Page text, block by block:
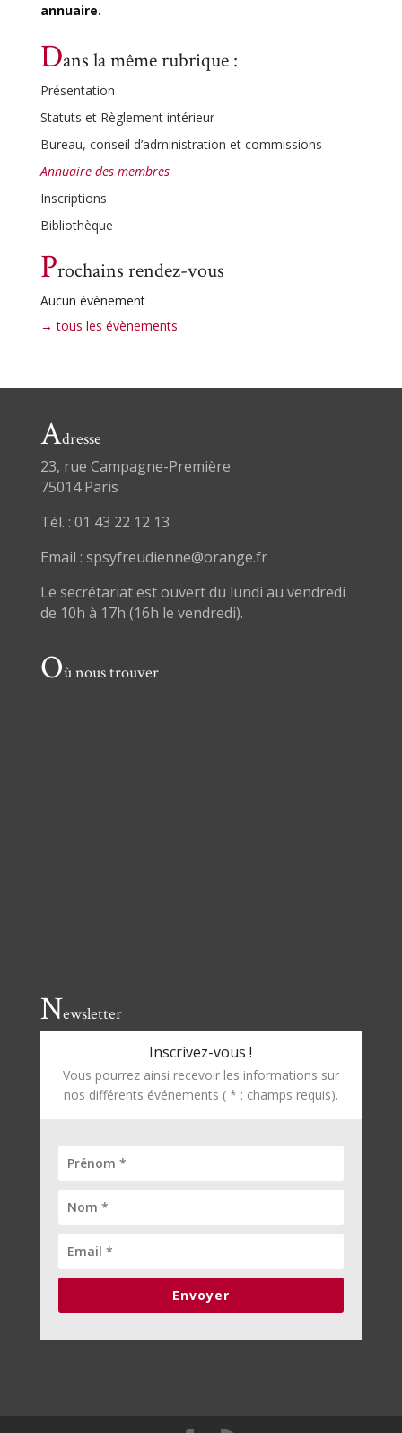
annuaire.
Dans la même rubrique :
Présentation
Statuts et Règlement intérieur
Bureau, conseil d’administration et commissions
Annuaire des membres
Inscriptions
Bibliothèque
Prochains rendez-vous
Aucun évènement
→ tous les évènements
Adresse
23, rue Campagne-Première
75014 Paris
Tél. : 01 43 22 12 13
Email : spsyfreudienne@orange.fr
Le secrétariat est ouvert du lundi au vendredi
de 10h à 17h (16h le vendredi).
Où nous trouver
Newsletter
Inscrivez-vous !
Vous pourrez ainsi recevoir les informations sur
nos différents événements ( * : champs requis).
Envoyer